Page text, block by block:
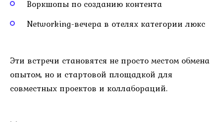
Воркшопы по созданию контента
Networking-вечера в отелях категории люкс
Эти встречи становятся не просто местом обмена
опытом, но и стартовой площадкой для
совместных проектов и коллабораций.